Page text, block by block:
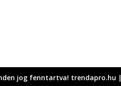
jog fenntartva! trendapro.hu |